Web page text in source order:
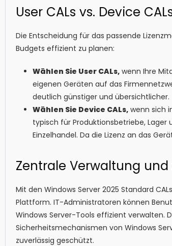
User CALs vs. Device
Die Entscheidung für das passende
Budgets effizient zu planen:
Wählen Sie User CALs, wenn Ihre
eigenen Geräten auf das
deutlich günstiger und übersichtlicher.
Wählen Sie Device CALs, wenn sich
typisch für Produktionsbetriebe, Lager
Einzelhandel. Da die Lizenz an das
Zentrale Verwaltung
Mit den Windows Server 2025 Standard
Plattform. IT-Administratoren können
Windows Server-Tools effizient verwalten.
Sicherheitsmechanismen von Windows
zuverlässig geschützt.